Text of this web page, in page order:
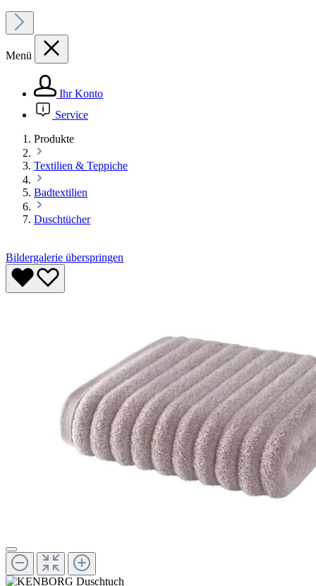
Menü
Ihr Konto
Service
Produkte
Textilien & Teppiche
Badtextilien
Duschtücher
Bildergalerie überspringen